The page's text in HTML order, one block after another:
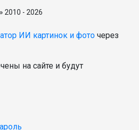
2010 - 2026
ИИ картинок и фото через
на сайте и будут